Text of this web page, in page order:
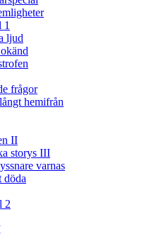
1
ljud
frågor
hemifrån
II
storys III
varnas
döda
2